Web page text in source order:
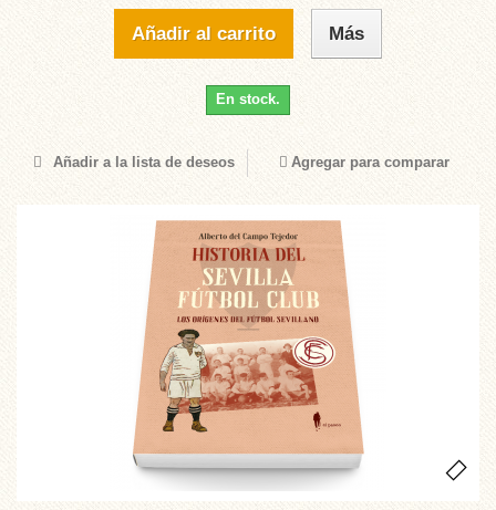
Añadir al carrito Más
En stock.
Añadir a la lista de deseos Agregar para comparar